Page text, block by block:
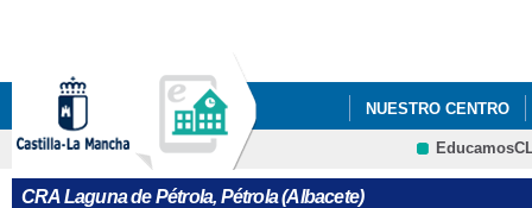
NUESTRO CENTRO
CRA Laguna de Pétrola, Pétrola (Albacete)